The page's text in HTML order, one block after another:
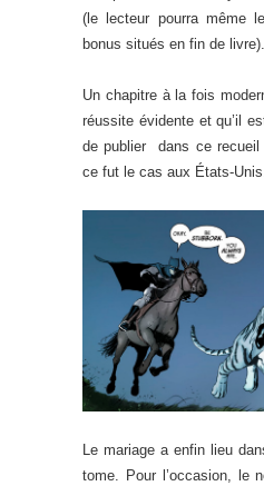
(le lecteur pourra même
bonus situés en fin de livre).
Un chapitre à la fois
réussite évidente et qu’il
de publier dans ce
ce fut le cas aux États-Unis.
Le mariage a enfin lieu
tome. Pour l’occasion, le